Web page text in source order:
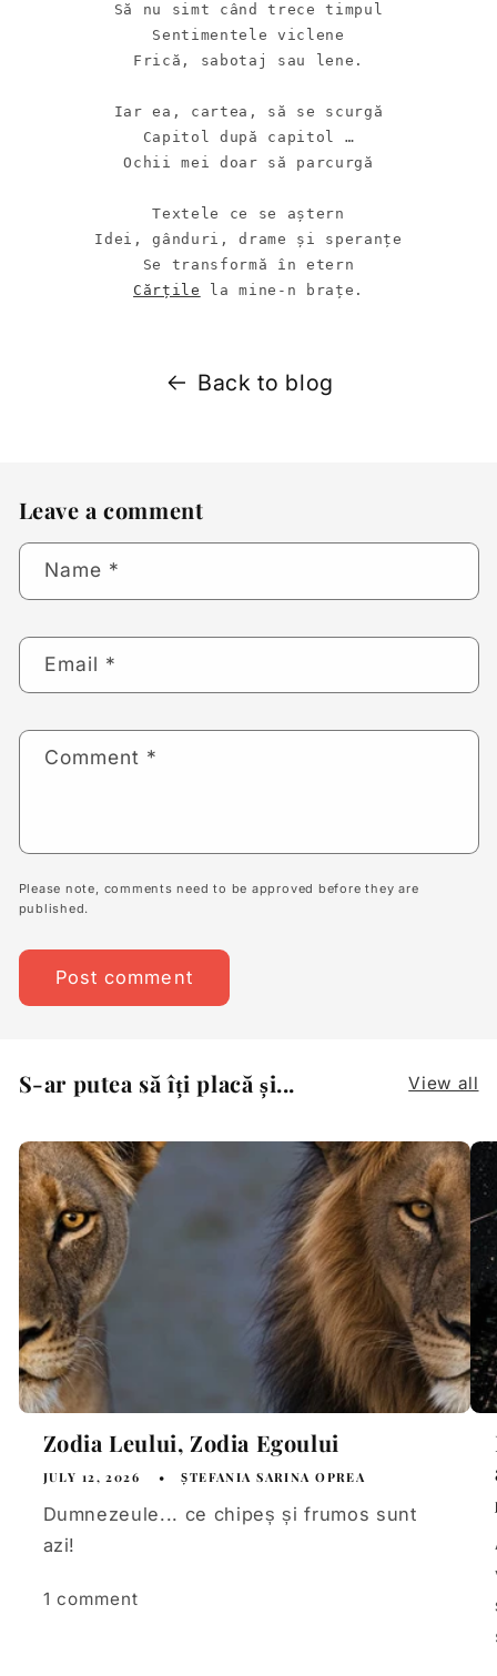
Să nu simt când trece timpul
Sentimentele viclene
Frică, sabotaj sau lene.
Iar ea, cartea, să se scurgă
Capitol după capitol …
Ochii mei doar să parcurgă
Textele ce se aștern
Idei, gânduri, drame și speranțe
Cărțile
la mine-n brațe.
Back to blog
Leave a comment
Name *
Email *
Comment *
Please note, comments need to be approved before they are
published.
S-ar putea să îți placă și... View all
Zodia Leului, Zodia Egoului
JULY 12, 2026 ȘTEFANIA SARINA OPREA
Dumnezeule... ce chipeș și frumos sunt
azi!
1 comment